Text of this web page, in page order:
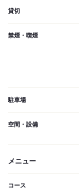
貸切
禁煙・喫煙
駐車場
空間・設備
メニュー
コース